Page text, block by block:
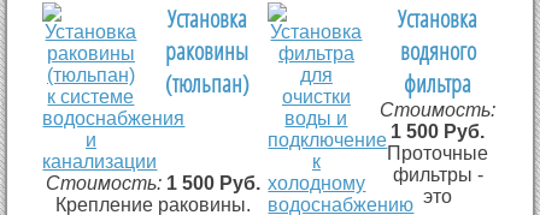
Установка
раковины
(тюльпан)
Стоимость: 1 500 Руб.
Крепление раковины.
Установка
водяного
фильтра
Стоимость:
1 500 Руб.
Проточные
фильтры -
это